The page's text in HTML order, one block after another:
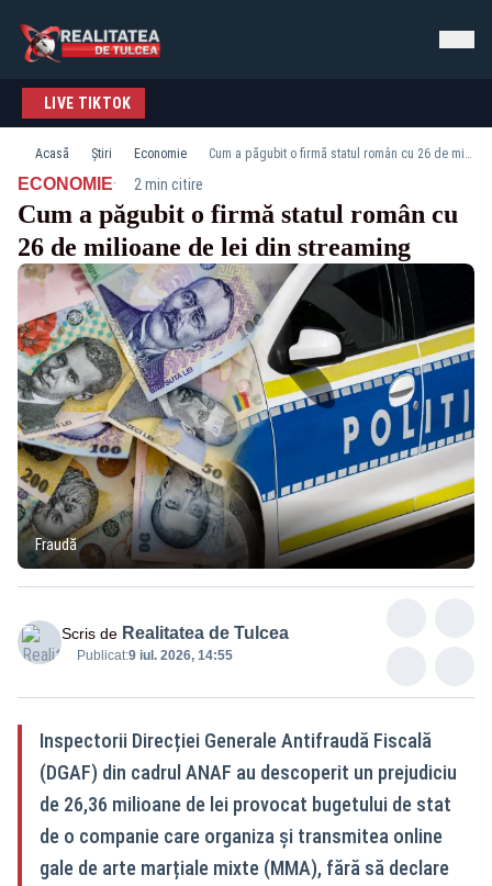
LIVE TIKTOK
Acasă Știri Economie Cum a păgubit o firmă statul român cu 26 de milioane de lei din streaming
ECONOMIE· 2 min citire
Cum a păgubit o firmă statul român cu
26 de milioane de lei din streaming
Fraudă
Scris de Realitatea de Tulcea
Publicat:9 iul. 2026, 14:55
Inspectorii Direcției Generale Antifraudă Fiscală
(DGAF) din cadrul ANAF au descoperit un prejudiciu
de 26,36 milioane de lei provocat bugetului de stat
de o companie care organiza și transmitea online
gale de arte marțiale mixte (MMA), fără să declare